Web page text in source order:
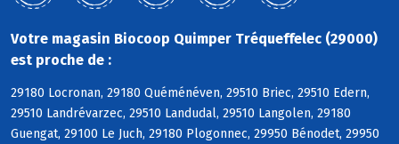
Votre magasin Biocoop Quimper Tréqueffelec (29000)
est proche de :
29180 Locronan, 29180 Quéménéven, 29510 Briec, 29510 Edern,
29510 Landrévarzec, 29510 Landudal, 29510 Langolen, 29180
Guengat, 29100 Le Juch, 29180 Plogonnec, 29950 Bénodet, 29950